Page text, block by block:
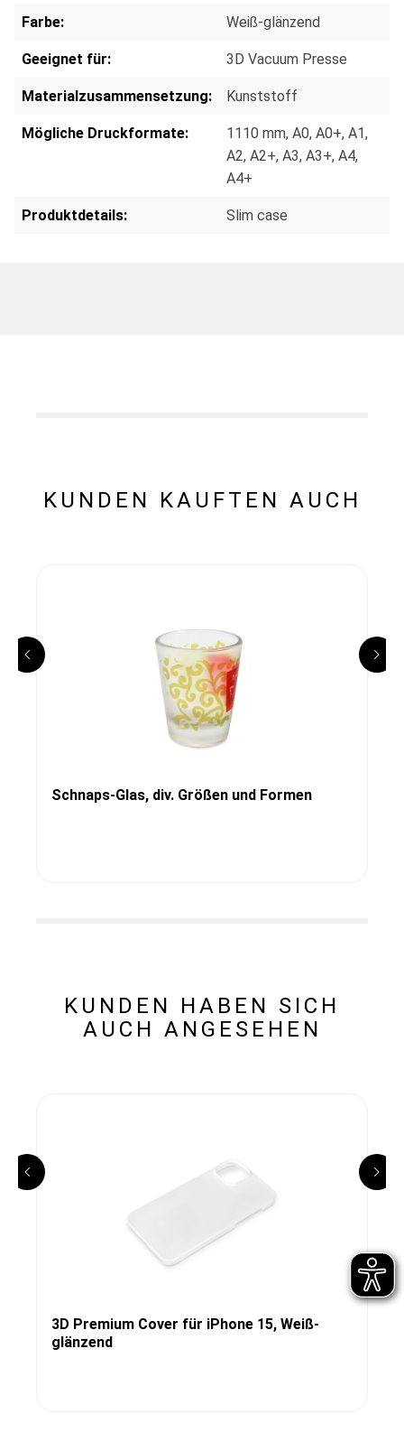
Farbe: Weiß-glänzend
Geeignet für: 3D Vacuum Presse
Materialzusammensetzung: Kunststoff
Mögliche Druckformate: 1110 mm, A0, A0+, A1,
A2, A2+, A3, A3+, A4,
A4+
Produktdetails: Slim case
KUNDEN KAUFTEN AUCH
Schnaps-Glas, div. Größen und Formen
KUNDEN HABEN SICH
AUCH ANGESEHEN
3D Premium Cover für iPhone 15, Weiß-
glänzend